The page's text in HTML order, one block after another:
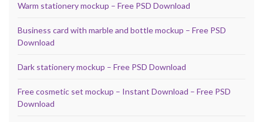
Warm stationery mockup – Free PSD Download
Business card with marble and bottle mockup – Free PSD
Download
Dark stationery mockup – Free PSD Download
Free cosmetic set mockup – Instant Download – Free PSD
Download